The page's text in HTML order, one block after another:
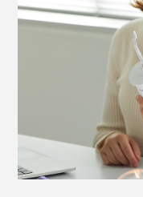
おくと、歯周ポケッ
肉が下がったり、
最後には、歯を支
――これが「歯周病
歯周病の症状と言
以上）がある」人は
まる「メモリ機能」
洗浄モードで洗えま
ノズルを口の中に入
ら、手前へ動かし
て、水流を当ててい
ノズルの先端に、短
けたブリッジや矯
ら、汚れを洗い流せ